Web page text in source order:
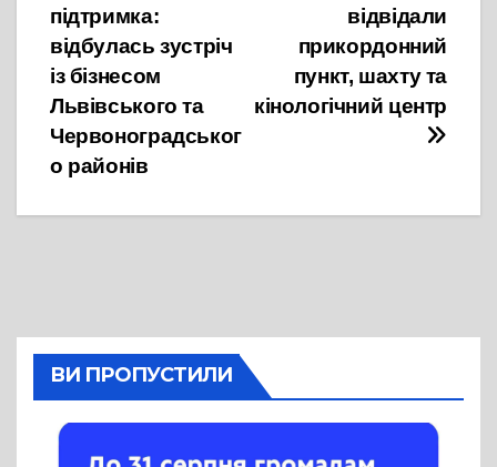
записів
відвідали
прикордонний
пункт, шахту та
кінологічний центр
підтримка:
відбулась зустріч
із бізнесом
Львівського та
Червоноградськог
о районів
ВИ ПРОПУСТИЛИ